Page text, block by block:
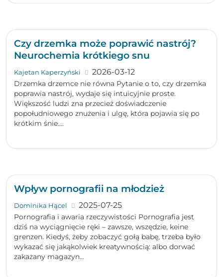
Czy drzemka może poprawić nastrój?
Neurochemia krótkiego snu
Kajetan Kaperzyński 2026-03-12
Drzemka drzemce nie równa Pytanie o to, czy drzemka
poprawia nastrój, wydaje się intuicyjnie proste.
Większość ludzi zna przecież doświadczenie
popołudniowego znużenia i ulgę, która pojawia się po
krótkim śnie....
Wpływ pornografii na młodzież
Dominika Hącel 2025-07-25
Pornografia i awaria rzeczywistości Pornografia jest
dziś na wyciągnięcie ręki – zawsze, wszędzie, keine
grenzen. Kiedyś, żeby zobaczyć gołą babę, trzeba było
wykazać się jakąkolwiek kreatywnością: albo dorwać
zakazany magazyn...